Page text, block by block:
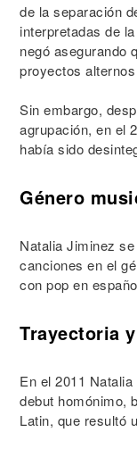
de la separación
interpretadas de
negó asegurando
proyectos
Sin embargo,
agrupación, en el
había sido
Género
Natalia Jiminez
canciones en el
con pop en
Trayectoria
En el 2011
debut homónimo,
Latin, que resultó